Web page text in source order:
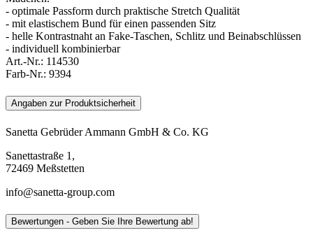
- optimale Passform durch praktische Stretch Qualität
- mit elastischem Bund für einen passenden Sitz
- helle Kontrastnaht an Fake-Taschen, Schlitz und Beinabschlüssen
- individuell kombinierbar
Art.-Nr.: 114530
Farb-Nr.: 9394
Angaben zur Produktsicherheit
Sanetta Gebrüder Ammann GmbH & Co. KG
Sanettastraße 1,
72469 Meßstetten
info@sanetta-group.com
Bewertungen - Geben Sie Ihre Bewertung ab!